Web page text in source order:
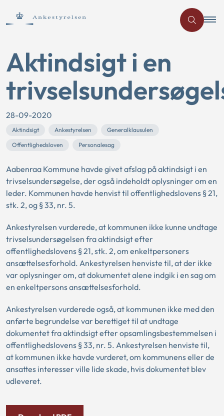
Aktindsigt i en
28-09-2020
Aktindsigt Ankestyrelsen
Generalklausulen
Offentlighedsloven
Personalesag
Aabenraa Kommune havde givet afslag på aktindsigt i en
trivselsundersøgelse, der også indeholdt oplysninger om en
leder. Kommunen havde henvist til offentlighedslovens § 21,
stk. 2, og § 33, nr. 5.
Ankestyrelsen vurderede, at kommunen ikke kunne undtage
trivselsundersøgelsen fra aktindsigt efter
offentlighedslovens § 21, stk. 2, om enkeltpersoners
ansættelsesforhold. Ankestyrelsen henviste til, at der ikke
var oplysninger om, at dokumentet alene indgik i en sag om
en enkeltpersons ansættelsesforhold.
Ankestyrelsen vurderede også, at kommunen ikke med den
anførte begrundelse var berettiget til at undtage
dokumentet fra aktindsigt efter opsamlingsbestemmelsen i
offentlighedslovens § 33, nr. 5. Ankestyrelsen henviste til,
at kommunen ikke havde vurderet, om kommunens eller de
ansattes interesser ville lide skade, hvis dokumentet blev
udleveret.